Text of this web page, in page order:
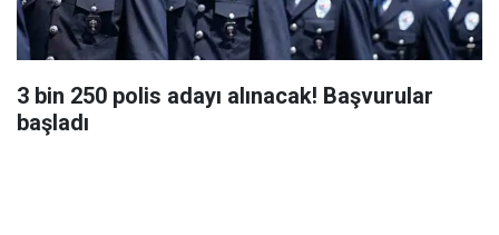
3 bin 250 polis adayı alınacak! Başvurular
başladı